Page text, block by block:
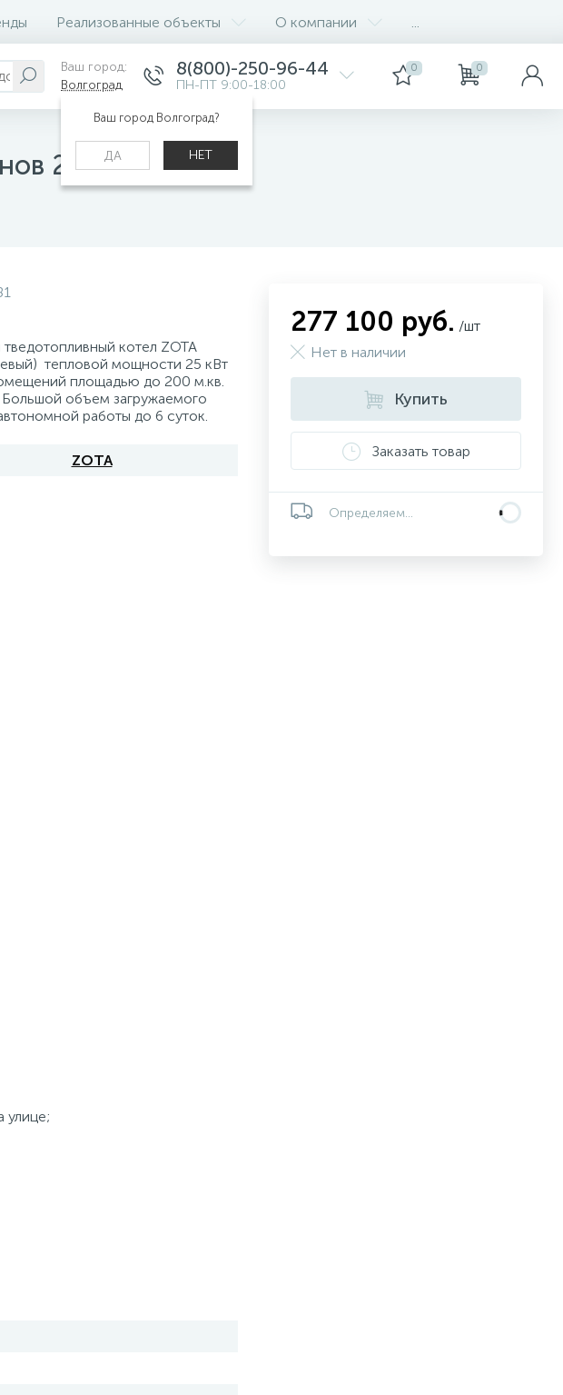
Реализованные объекты О компании
Ваш город:
Волгоград
Ваш город Волгоград?
ДА НЕТ
8(800)-250-96-44
ПН-ПТ 9:00-18:00
0 0
25 (левый)
котел ZOTA
тепловой мощности 25 кВт
площадью до 200 м.кв.
Большой объем загружаемого
работы до 6 суток.
ZOTA
улице;
277 100 руб. /шт
Нет в наличии
Купить
Заказать товар
Определяем...